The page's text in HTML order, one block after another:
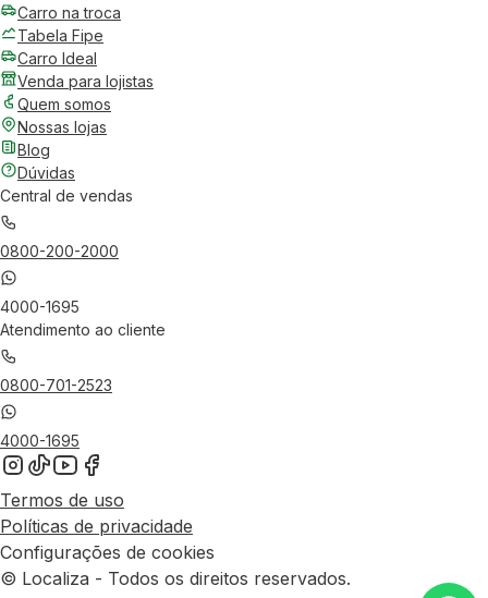
Carro na troca
Tabela Fipe
Carro Ideal
Venda para lojistas
Quem somos
Nossas lojas
Blog
Dúvidas
Central de vendas
0800-200-2000
4000-1695
Atendimento ao cliente
0800-701-2523
4000-1695
Termos de uso
Políticas de privacidade
Configurações de cookies
© Localiza - Todos os direitos reservados.